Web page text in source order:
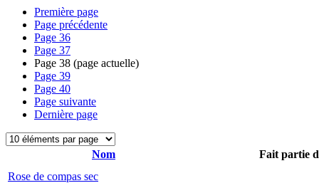
Première page
Page précédente
Page 36
Page 37
Page 38 (page actuelle)
Page 39
Page 40
Page suivante
Dernière page
Nom
Fait partie
Rose de compas sec